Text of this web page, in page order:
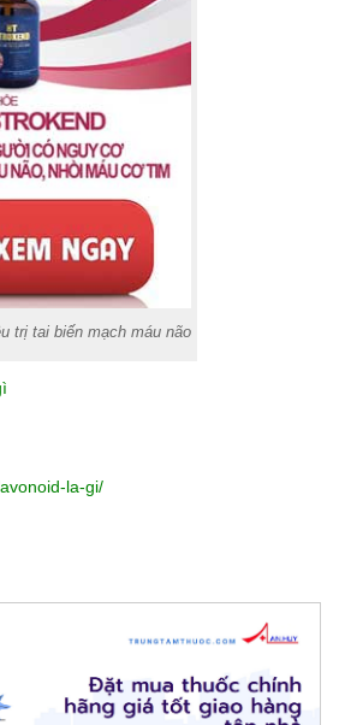
trị tai biến mạch máu não
la-gi/